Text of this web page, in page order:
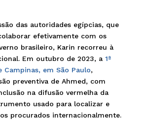
das autoridades egípcias, que
efetivamente com os
brasileiro, Karin recorreu à
Em outubro de 2023, a 1ª
Campinas, em São Paulo,
preventiva de Ahmed, com
na difusão vermelha da
usado para localizar e
procurados internacionalmente.